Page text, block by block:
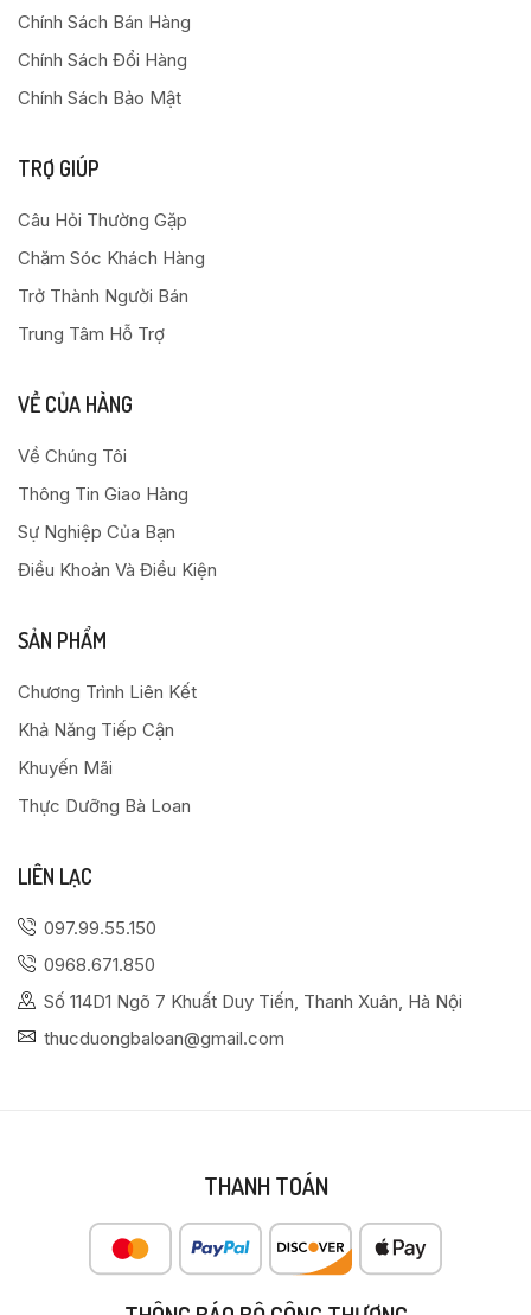
Chính Sách Bán Hàng
Chính Sách Đổi Hàng
Chính Sách Bảo Mật
TRỢ GIÚP
Câu Hỏi Thường Gặp
Chăm Sóc Khách Hàng
Trở Thành Người Bán
Trung Tâm Hỗ Trợ
VỀ CỦA HÀNG
Về Chúng Tôi
Thông Tin Giao Hàng
Sự Nghiệp Của Bạn
Điều Khoản Và Điều Kiện
SẢN PHẨM
Chương Trình Liên Kết
Khả Năng Tiếp Cận
Khuyến Mãi
Thực Dưỡng Bà Loan
LIÊN LẠC
097.99.55.150
0968.671.850
Số 114D1 Ngõ 7 Khuất Duy Tiến, Thanh Xuân, Hà Nội
thucduongbaloan@gmail.com
THANH TOÁN